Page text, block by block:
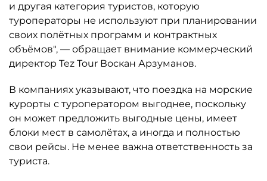
и другая категория туристов, которую
туроператоры не используют при планировании
своих полётных программ и контрактных
объёмов", — обращает внимание коммерческий
директор Tez Tour Воскан Арзуманов.
В компаниях указывают, что поездка на морские
курорты с туроператором выгоднее, поскольку
он может предложить выгодные цены, имеет
блоки мест в самолётах, а иногда и полностью
свои рейсы. Не менее важна ответственность за
туриста.